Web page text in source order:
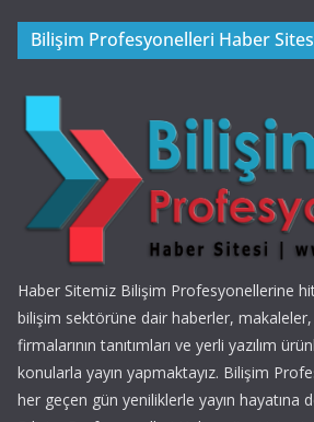
Bilişim Profesyonelleri Haber
Haber Sitemiz Bilişim Profesyonellerine
bilişim sektörüne dair haberler,
firmalarının tanıtımları ve yerli yazılım
konularla yayın yapmaktayız. Bilişim
her geçen gün yeniliklerle yayın hayatına